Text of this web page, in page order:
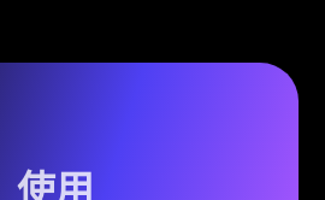
使用